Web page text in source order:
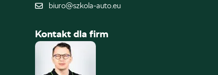
biuro@szkola-auto.eu
Kontakt dla firm